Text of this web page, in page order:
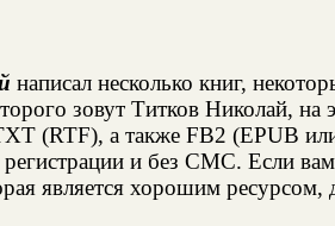
написал несколько книг,
зовут Титков Николай,
(RTF), а также FB2 (EPUB
регистрации и без СМС. Если
является хорошим